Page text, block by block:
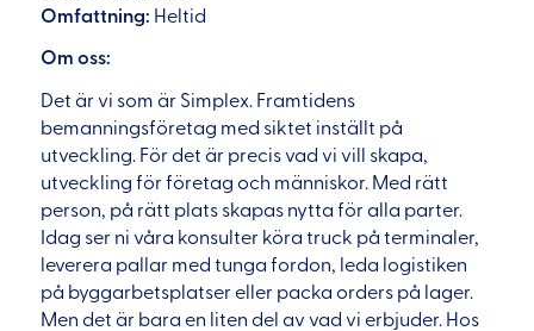
Omfattning: Heltid
Om oss:
Det är vi som är Simplex. Framtidens
bemanningsföretag med siktet inställt på
utveckling. För det är precis vad vi vill skapa,
utveckling för företag och människor. Med rätt
person, på rätt plats skapas nytta för alla parter.
Idag ser ni våra konsulter köra truck på terminaler,
leverera pallar med tunga fordon, leda logistiken
på byggarbetsplatser eller packa orders på lager.
Men det är bara en liten del av vad vi erbjuder. Hos